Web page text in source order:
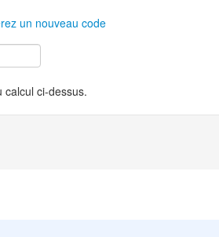
un nouveau code
calcul ci-dessus.